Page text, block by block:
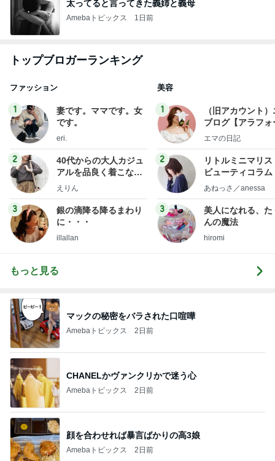
太ってると言ってきた義姉と義母
Amebaトピックス 1日前
トップブロガーランキング
ファッション
1
妻です。ママです。女
です。
eri.
2
40代からの大人カジュ
アルを品良く着こなす
ファッションブログ
えりん
3
銀の滴降る降るまわり
に・・・
illallan
美容
1
（旧アカウント
ブログ【アラフォ
社売却セカンドラ
エマの日記
2
リトルミニマリス
ビューティコラ
little
あねっさ／anessa
3
美人になれる、た
んの魔法
hiromi
もっと見る
マックの秘密をバラされた口喧嘩
Amebaトピックス 2日前
CHANELかヴァンクリかで迷う心
Amebaトピックス 2日前
顔を合わせれば暴言ばかりの高3娘
Amebaトピックス 2日前